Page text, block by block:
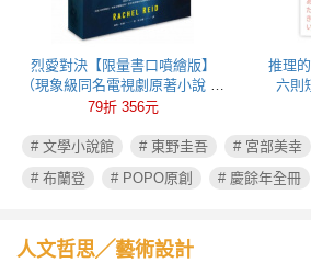
烈愛對決【限量書口噴繪版】
（現象級同名電視劇原著小說 全
球冰球羅曼史狂潮代表作）
79折 356元
推理
六則
# 文學小說館 # 東野圭吾 # 宮部美幸
# 布蘭登
# POPO原創 # 慶餘年全冊
人文哲思╱藝術設計